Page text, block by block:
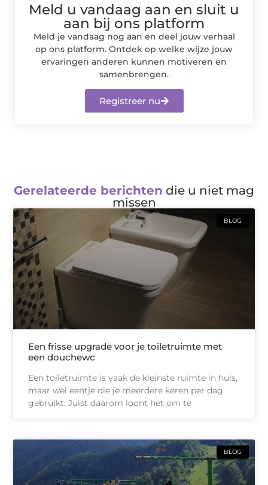
Meld u vandaag aan en sluit u
aan bij ons platform
Meld je vandaag nog aan en deel jouw verhaal
op ons platform. Ontdek op welke wijze jouw
ervaringen anderen kunnen motiveren en
samenbrengen.
Registreer nu
Gerelateerde berichten die u niet mag
missen
BLOG
Een frisse upgrade voor je toiletruimte met
een douchewc
Een toiletruimte is vaak de kleinste ruimte in huis,
maar wel eentje die je meerdere keren per dag
gebruikt. Juist daarom loont het om te
BLOG